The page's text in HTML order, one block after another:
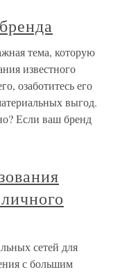
тема, которую
известного
озаботитесь его
выгод.
Если ваш бренд
сетей для
с большим